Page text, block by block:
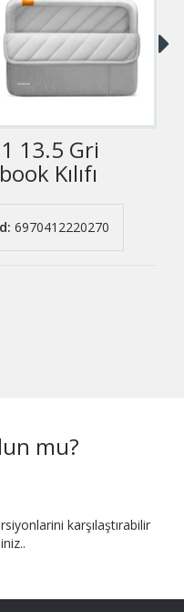
13.5 Gri
Kılıfı
6970412220270
mu?
karşılaştırabilir